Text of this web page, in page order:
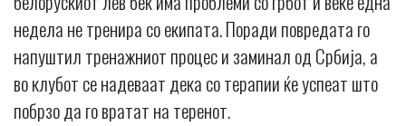
недела не тренира со екипата. Поради повредата го
напуштил тренажниот процес и заминал од Србија, а
во клубот се надеваат дека со терапии ќе успеат што
побрзо да го вратат на теренот.